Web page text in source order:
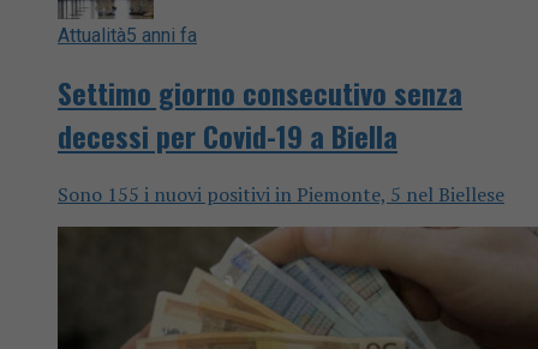
Attualità5 anni fa
Settimo giorno consecutivo senza
decessi per Covid-19 a Biella
Sono 155 i nuovi positivi in Piemonte, 5 nel Biellese